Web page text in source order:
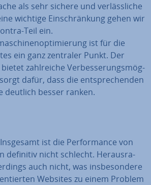
als sehr sichere und ver­läss­li­che
wichtige Ein­schrän­kung gehen wir
Teil ein.
ist für die
ein ganz zentraler Punkt. Der
bietet zahl­rei­che Ver­bes­se­rungs­mög­
dafür, dass die ent­spre­chen­den
deutlich besser ranken.
ist die Per­for­mance von
definitiv nicht schlecht. Her­aus­ra­
auch nicht, was ins­be­son­de­re
Websites zu einem Problem